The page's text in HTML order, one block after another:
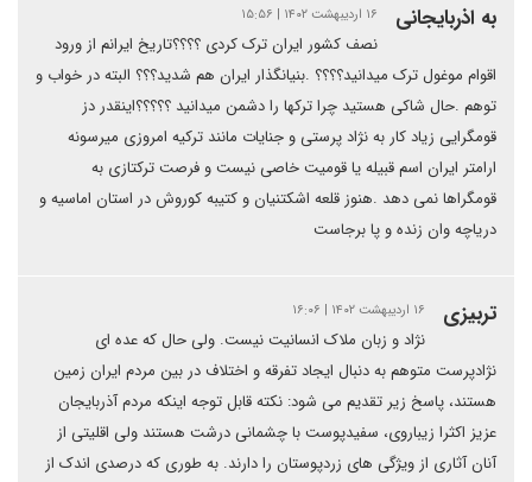
به اذربایجانی ۱۶ اردیبهشت ۱۴۰۲ | ۱۵:۵۶
نصف کشور ایران ترک کردی ؟؟؟؟تاریخ ایرانم از ورود
اقوام موغول ترک میدانید؟؟؟؟ .بنیانگذار ایران هم شدید؟؟؟ البته در خواب و
توهم .حال شاکی هستید چرا ترکها را دشمن میدانید ؟؟؟؟؟اینقدر دز
قومگرایی زیاد کار به نژاد پرستی و جنایات مانند ترکیه امروزی میرسونه
ارامتر ایران اسم قبیله یا قومیت خاصی نیست و فرصت ترکتازی به
قومگراها نمی دهد .هنوز قلعه اشکتنیان و کتیبه کوروش در استان اماسیه و
دریاچه وان زنده و پا برجاست
تربیزی ۱۶ اردیبهشت ۱۴۰۲ | ۱۶:۰۶
نژاد و زبان ملاک انسانیت نیست. ولی حال که عده ای
نژادپرست متوهم به دنبال ایجاد تفرقه و اختلاف در بین مردم ایران زمین
هستند، پاسخ زیر تقدیم می شود: نکته قابل توجه اینکه مردم آذربایجان
عزیز اکثرا زیباروی، سفیدپوست با چشمانی درشت هستند ولی اقلیتی از
آنان آثاری از ویژگی های زردپوستان را دارند. به طوری که درصدی اندک از